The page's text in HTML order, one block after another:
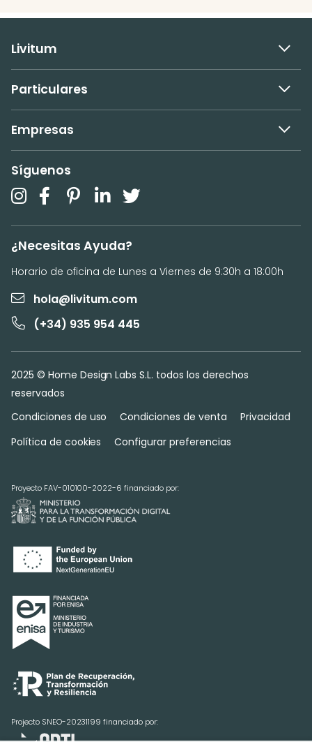
Livitum
Particulares
Empresas
Síguenos
¿Necesitas Ayuda?
Horario de oficina de Lunes a Viernes de 9:30h a 18:00h
hola@livitum.com
(+34) 935 954 445
2025 © Home Design Labs S.L. todos los derechos
reservados
Condiciones de uso
Condiciones de venta
Privacidad
Política de cookies
Configurar preferencias
Proyecto FAV-010100-2022-6 financiado por:
Projecto SNEO-20231199 financiado por: